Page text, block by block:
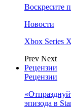
Воскресите
Новости
Xbox Series
Prev Next
Рецензии
Рецензии
эпизода в